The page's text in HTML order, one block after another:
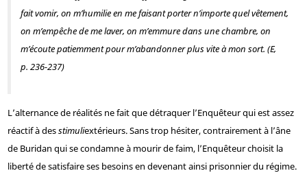
fait vomir, on m’humilie en me faisant porter n’importe quel vêtement,
on m’empêche de me laver, on m’emmure dans une chambre, on
m’écoute patiemment pour m’abandonner plus vite à mon sort. (E,
p. 236-237)
L’alternance de réalités ne fait que détraquer l’Enquêteur qui est assez
réactif à desstimuliextérieurs. Sans trop hésiter, contrairement à l’âne
de Buridan qui se condamne à mourir de faim, l’Enquêteur choisit la
liberté de satisfaire ses besoins en devenant ainsi prisonnier du régime.